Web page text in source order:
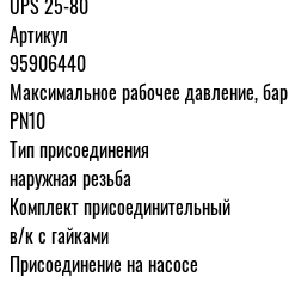
Артикул
95906440
Максимальное рабочее давление, бар
PN10
Тип присоединения
наружная резьба
Комплект присоединительный
в/к с гайками
Присоединение на насосе